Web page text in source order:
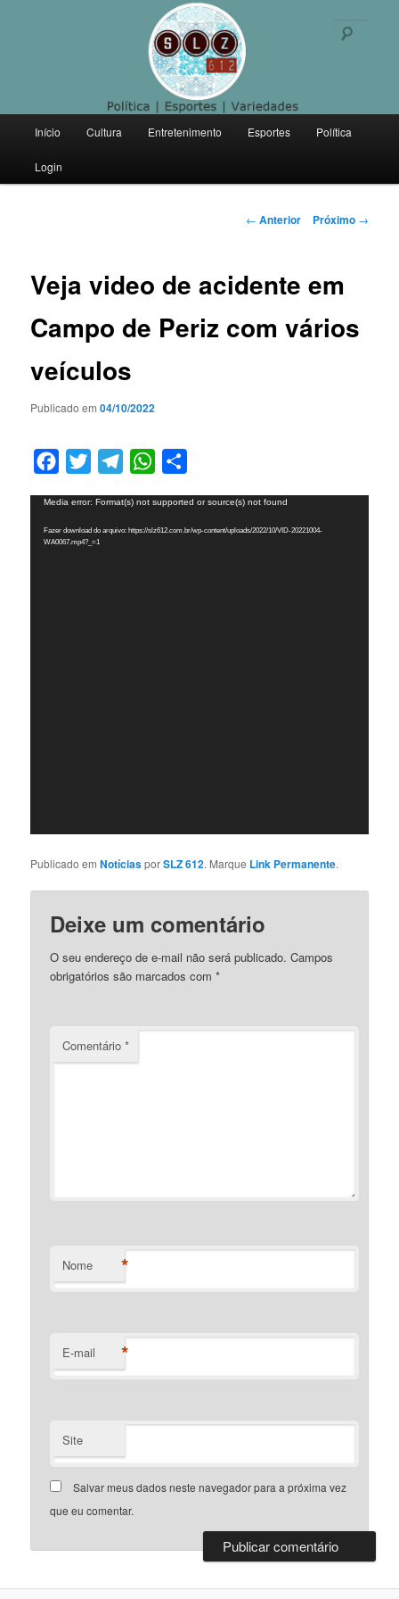
Politica | Esportes | Variedades
principal
Pular
para
principal
Início Cultura Entretenimento Esportes Política
Login
Navegação
← Anterior Próximo →
Veja video de acidente em
Campo de Periz com vários
veículos
Publicado em04/10/2022
Facebook
Twitter TelegramWhatsApp
Tocador
vídeo
Media error: Format(s) not supported or source(s) not found
Fazer download do arquivo: https://slz612.com.br/wp-content/uploads/2022/10/VID-20221004-
WA0067.mp4?_=1
Publicado emNotíciasporSLZ 612. Marque Link Permanente.
Deixe um comentário
O seu endereço de e-mail não será publicado. Campos
obrigatórios são marcados com*
Comentário*
Nome *
E-mail *
Site
Salvar meus dados neste navegador para a próxima vez
que eu comentar.